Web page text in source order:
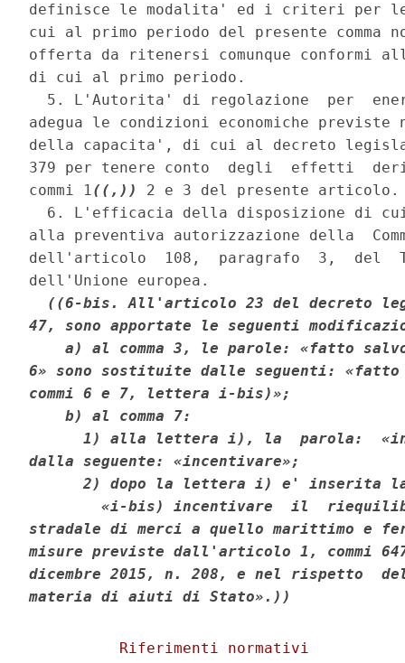
definisce le modalita' ed i criteri per
cui al primo periodo del presente comma
offerta da ritenersi comunque conformi
di cui al primo periodo.
5. L'Autorita' di regolazione  per
adegua le condizioni economiche
della capacita', di cui al decreto
379 per tenere conto  degli  effetti
commi 1((,))
2 e 3 del presente
6. L'efficacia della disposizione di
alla preventiva autorizzazione della
dell'articolo  108,  paragrafo  3,  del
dell'Unione europea.
((6-bis. All'articolo 23 del decreto
47, sono apportate le seguenti
a) al comma 3, le parole: «fatto
6» sono sostituite dalle seguenti:
commi 6 e 7, lettera i-bis)»;
    b) al comma 7:
1) alla lettera i), la  parola:
dalla seguente: «incentivare»;
2) dopo la lettera i) e' inserita
«i-bis) incentivare  il
stradale di merci a quello marittimo e
misure previste dall'articolo 1, commi
dicembre 2015, n. 208, e nel rispetto
materia di aiuti di Stato».))
          Riferimenti normativi